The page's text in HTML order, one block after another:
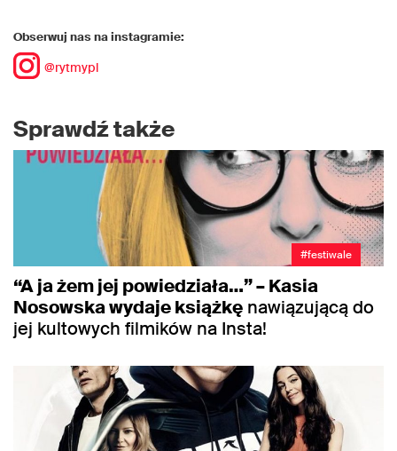
Obserwuj nas na instagramie:
@rytmypl
Sprawdź także
#festiwale
“A ja żem jej powiedziała…” – Kasia
Nosowska wydaje książkę nawiązującą do
jej kultowych filmików na Insta!